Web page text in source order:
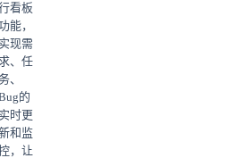
看板
能，
现需
、任
、
的
时更
和监
，让